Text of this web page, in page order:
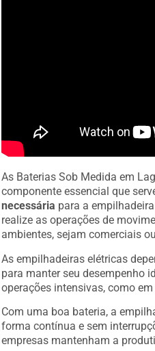
As Baterias Sob Medida em
componente essencial que
necessária para a
realize as operações de
ambientes, sejam comerciais
As empilhadeiras elétricas
para manter seu desempenho
operações intensivas, como
Com uma boa bateria, a
forma contínua e sem
empresas mantenham a